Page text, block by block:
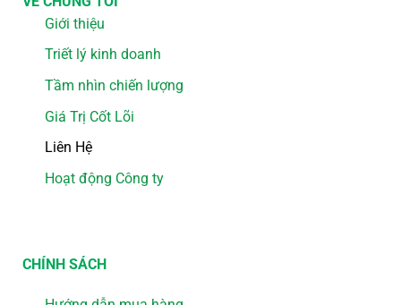
Giới thiệu
Triết lý kinh doanh
Tầm nhìn chiến lượng
Giá Trị Cốt Lõi
Liên Hệ
Hoạt động Công ty
CHÍNH SÁCH